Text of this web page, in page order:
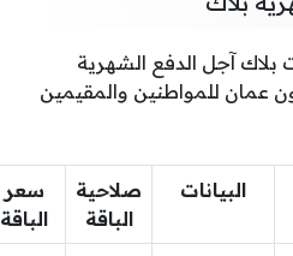
آجل الدفع الشهرية
عمان للمواطنين والمقيمين
البيانات
صلاحية
الباقة
سعر
الباقة